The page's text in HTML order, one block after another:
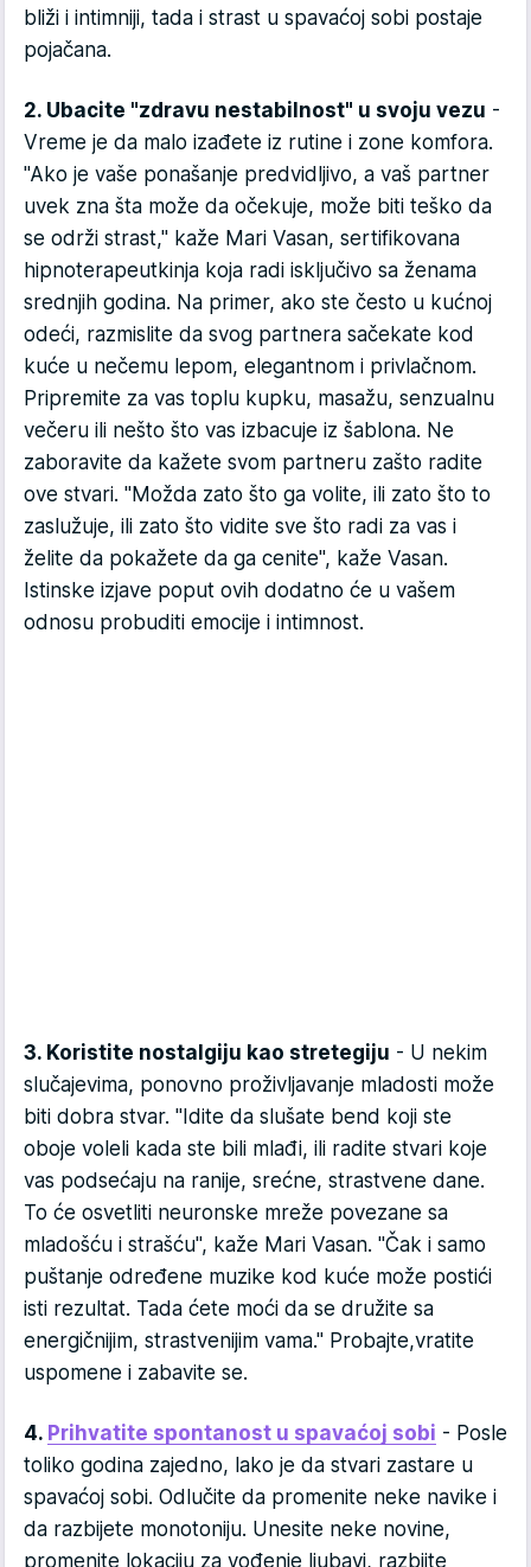
bliži i intimniji, tada i strast u spavaćoj sobi postaje
pojačana.
2. Ubacite "zdravu nestabilnost" u svoju vezu -
Vreme je da malo izađete iz rutine i zone komfora.
"Ako je vaše ponašanje predvidljivo, a vaš partner
uvek zna šta može da očekuje, može biti teško da
se održi strast," kaže Mari Vasan, sertifikovana
hipnoterapeutkinja koja radi isključivo sa ženama
srednjih godina. Na primer, ako ste često u kućnoj
odeći, razmislite da svog partnera sačekate kod
kuće u nečemu lepom, elegantnom i privlačnom.
Pripremite za vas toplu kupku, masažu, senzualnu
večeru ili nešto što vas izbacuje iz šablona. Ne
zaboravite da kažete svom partneru zašto radite
ove stvari. "Možda zato što ga volite, ili zato što to
zaslužuje, ili zato što vidite sve što radi za vas i
želite da pokažete da ga cenite", kaže Vasan.
Istinske izjave poput ovih dodatno će u vašem
odnosu probuditi emocije i intimnost.
3. Koristite nostalgiju kao stretegiju - U nekim
slučajevima, ponovno proživljavanje mladosti može
biti dobra stvar. "Idite da slušate bend koji ste
oboje voleli kada ste bili mlađi, ili radite stvari koje
vas podsećaju na ranije, srećne, strastvene dane.
To će osvetliti neuronske mreže povezane sa
mladošću i strašću", kaže Mari Vasan. "Čak i samo
puštanje određene muzike kod kuće može postići
isti rezultat. Tada ćete moći da se družite sa
energičnijim, strastvenijim vama." Probajte,vratite
uspomene i zabavite se.
4. Prihvatite spontanost u spavaćoj sobi - Posle
toliko godina zajedno, lako je da stvari zastare u
spavaćoj sobi. Odlučite da promenite neke navike i
da razbijete monotoniju. Unesite neke novine,
promenite lokaciju za vođenje ljubavi, razbijte